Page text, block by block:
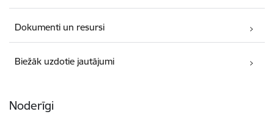
Dokumenti un resursi
Biežāk uzdotie jautājumi
Noderīgi